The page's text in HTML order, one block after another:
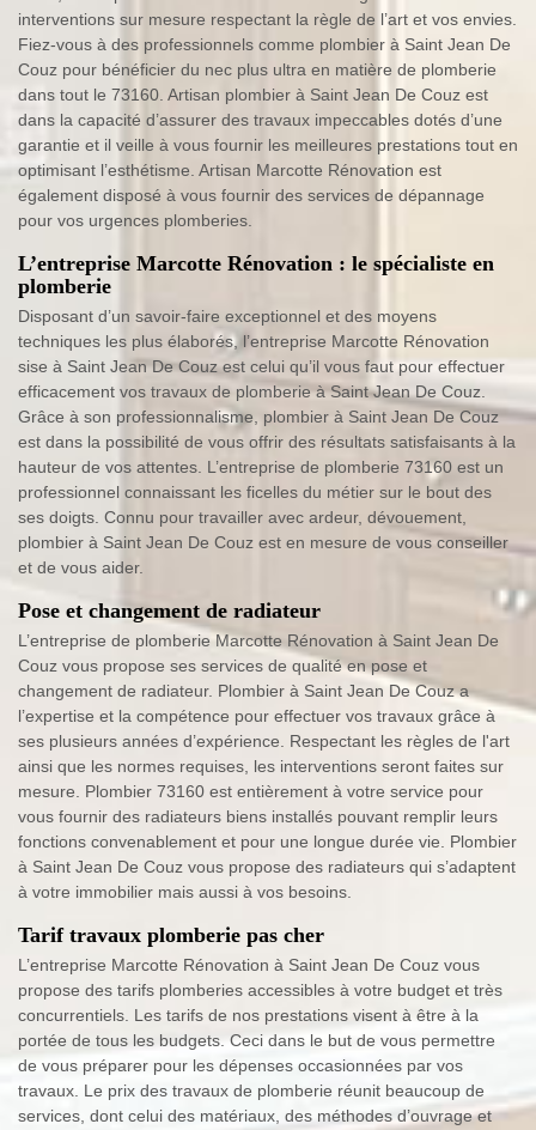
interventions sur mesure respectant la règle de l’art et vos envies.
Fiez-vous à des professionnels comme plombier à Saint Jean De
Couz pour bénéficier du nec plus ultra en matière de plomberie
dans tout le 73160. Artisan plombier à Saint Jean De Couz est
dans la capacité d’assurer des travaux impeccables dotés d’une
garantie et il veille à vous fournir les meilleures prestations tout en
optimisant l’esthétisme. Artisan Marcotte Rénovation est
également disposé à vous fournir des services de dépannage
pour vos urgences plomberies.
L’entreprise Marcotte Rénovation : le spécialiste en
plomberie
Disposant d’un savoir-faire exceptionnel et des moyens
techniques les plus élaborés, l’entreprise Marcotte Rénovation
sise à Saint Jean De Couz est celui qu’il vous faut pour effectuer
efficacement vos travaux de plomberie à Saint Jean De Couz.
Grâce à son professionnalisme, plombier à Saint Jean De Couz
est dans la possibilité de vous offrir des résultats satisfaisants à la
hauteur de vos attentes. L’entreprise de plomberie 73160 est un
professionnel connaissant les ficelles du métier sur le bout des
ses doigts. Connu pour travailler avec ardeur, dévouement,
plombier à Saint Jean De Couz est en mesure de vous conseiller
et de vous aider.
Pose et changement de radiateur
L’entreprise de plomberie Marcotte Rénovation à Saint Jean De
Couz vous propose ses services de qualité en pose et
changement de radiateur. Plombier à Saint Jean De Couz a
l’expertise et la compétence pour effectuer vos travaux grâce à
ses plusieurs années d’expérience. Respectant les règles de l'art
ainsi que les normes requises, les interventions seront faites sur
mesure. Plombier 73160 est entièrement à votre service pour
vous fournir des radiateurs biens installés pouvant remplir leurs
fonctions convenablement et pour une longue durée vie. Plombier
à Saint Jean De Couz vous propose des radiateurs qui s’adaptent
à votre immobilier mais aussi à vos besoins.
Tarif travaux plomberie pas cher
L’entreprise Marcotte Rénovation à Saint Jean De Couz vous
propose des tarifs plomberies accessibles à votre budget et très
concurrentiels. Les tarifs de nos prestations visent à être à la
portée de tous les budgets. Ceci dans le but de vous permettre
de vous préparer pour les dépenses occasionnées par vos
travaux. Le prix des travaux de plomberie réunit beaucoup de
services, dont celui des matériaux, des méthodes d’ouvrage et